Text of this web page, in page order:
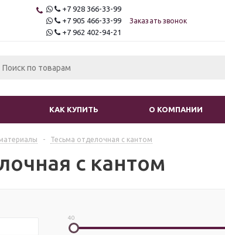
+7 928 366-33-99
+7 905 466-33-99
+7 962 402-94-21
Заказать звонок
КАК КУПИТЬ О КОМПАНИИ
- Тесьма отделочная с кантом
с кантом
40